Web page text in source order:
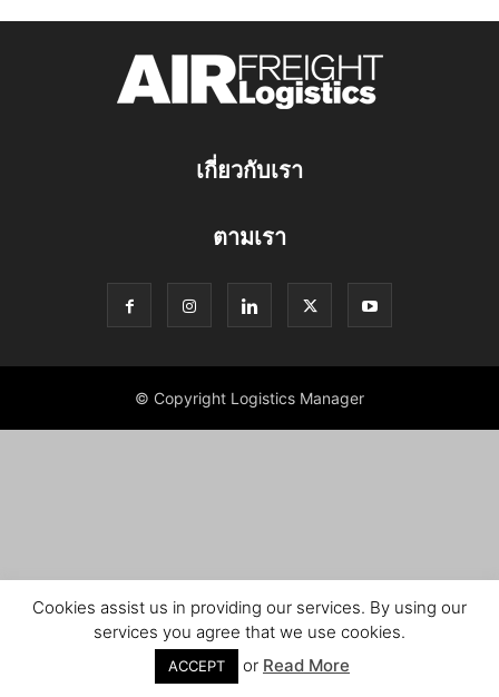
เกี่ยวกับเรา
ตามเรา
© Copyright Logistics Manager
Cookies assist us in providing our services. By using our
services you agree that we use cookies.
ACCEPT or Read More